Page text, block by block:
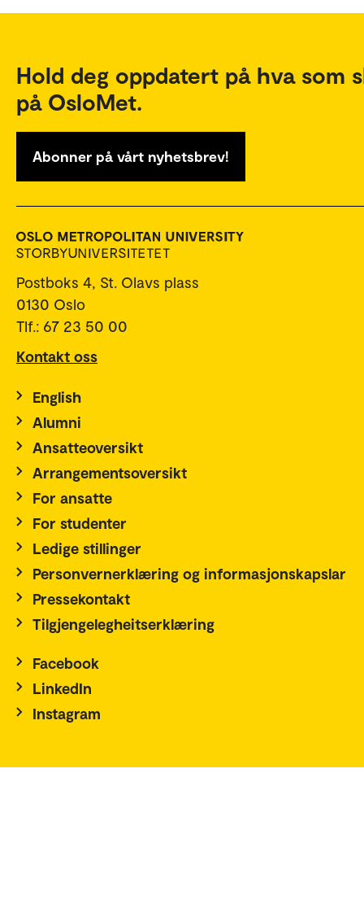
Hold deg oppdatert på hva som
på OsloMet.
Abonner på vårt nyhetsbrev!
Postboks 4, St. Olavs plass
0130 Oslo
Tlf.: 67 23 50 00
Kontakt oss
English
Alumni
Ansatteoversikt
Arrangementsoversikt
For ansatte
For studenter
Ledige stillinger
Personvernerklæring og informasjonskapslar
Pressekontakt
Tilgjengelegheitserklæring
Facebook
LinkedIn
Instagram